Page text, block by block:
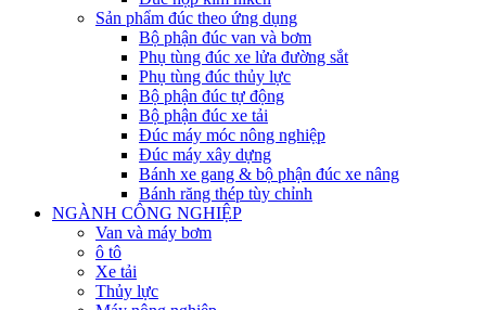
Sản phẩm đúc theo ứng dụng
Bộ phận đúc van và bơm
Phụ tùng đúc xe lửa đường sắt
Phụ tùng đúc thủy lực
Bộ phận đúc tự động
Bộ phận đúc xe tải
Đúc máy móc nông nghiệp
Đúc máy xây dựng
Bánh xe gang & bộ phận đúc xe nâng
Bánh răng thép tùy chỉnh
NGÀNH CÔNG NGHIỆP
Van và máy bơm
ô tô
Xe tải
Thủy lực